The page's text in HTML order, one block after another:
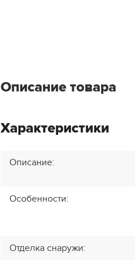
Описание товара
Характеристики
Описание:
Особенности:
Отделка снаружи: